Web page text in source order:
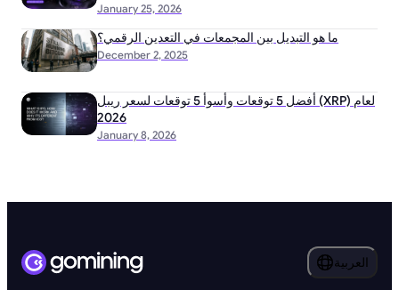
January 25, 2026
December 2, 2025
ما هو التبديل بين المجمعات في التعدين الرقمي؟
January 8, 2026
أفضل 5 توقعات وأسوأ 5 توقعات لسعر ريبل (XRP) لعام
2026
العربية